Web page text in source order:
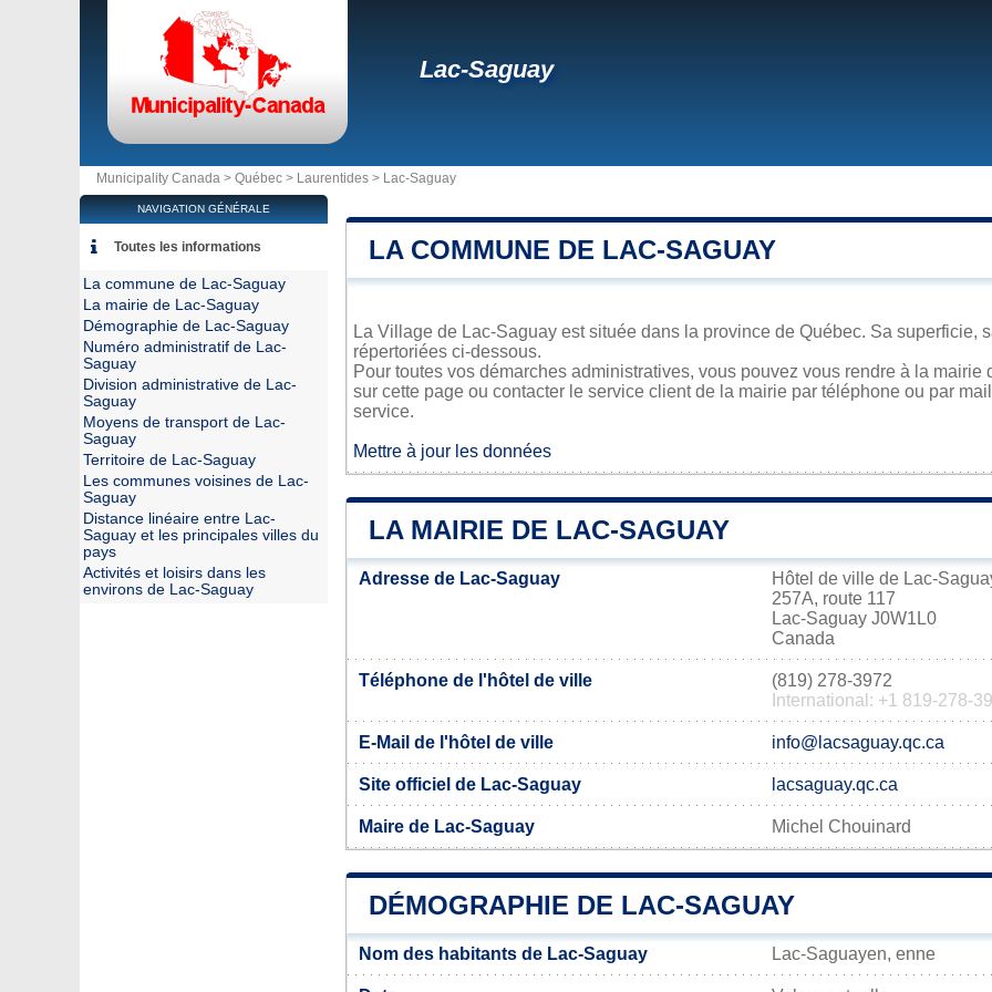
Lac-Saguay
Municipality Canada > Québec > Laurentides > Lac-Saguay
LA COMMUNE DE LAC-SAGUAY
La Village de Lac-Saguay est située dans la province de Québec. Sa superficie,
répertoriées ci-dessous.
Pour toutes vos démarches administratives, vous pouvez vous rendre à la
sur cette page ou contacter le service client de la mairie par téléphone ou par
service.
Mettre à jour les données
LA MAIRIE DE LAC-SAGUAY
Adresse de Lac-Saguay
Hôtel de ville de Lac-
257A, route 117
Lac-Saguay J0W1L0
Canada
Téléphone de l'hôtel de ville
(819) 278-3972
International: +1 819-278-
E-Mail de l'hôtel de ville info@lacsaguay.qc.ca
Site officiel de Lac-Saguay lacsaguay.qc.ca
Maire de Lac-Saguay Michel Chouinard
DÉMOGRAPHIE DE LAC-SAGUAY
Nom des habitants de Lac-Saguay Lac-Saguayen, enne
NAVIGATION GÉNÉRALE
Toutes les informations
La commune de Lac-Saguay
La mairie de Lac-Saguay
Démographie de Lac-Saguay
Numéro administratif de Lac-
Saguay
Division administrative de Lac-
Saguay
Moyens de transport de Lac-
Saguay
Territoire de Lac-Saguay
Les communes voisines de Lac-
Saguay
Distance linéaire entre Lac-
Saguay et les principales villes du
pays
Activités et loisirs dans les
environs de Lac-Saguay